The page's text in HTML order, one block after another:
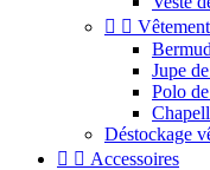
 
Jupe
Polo
Déstockage
  Accessoires